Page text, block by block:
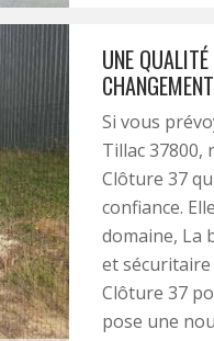
UNE QUALITÉ
Si vous
Tillac 37800,
Clôture 37
confiance.
domaine, La
et sécuritaire
Clôture 37
pose une